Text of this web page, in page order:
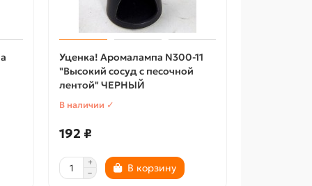
Уценка! Аромалампа N300-11
"Высокий сосуд с песочной
лентой" ЧЕРНЫЙ
В наличии ✓
192 ₽
В корзину